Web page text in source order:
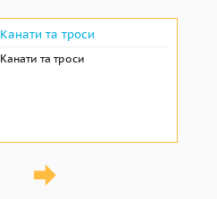
Канати та троси
Канати та троси